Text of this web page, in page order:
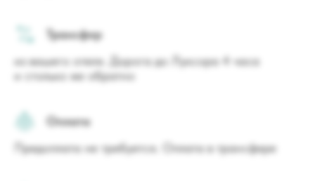
Трансфер
из вашего отеля. Дорога до Луксора 4 часа
и столько же обратно
Оплата
Предоплата не требуется. Оплата в трансфере